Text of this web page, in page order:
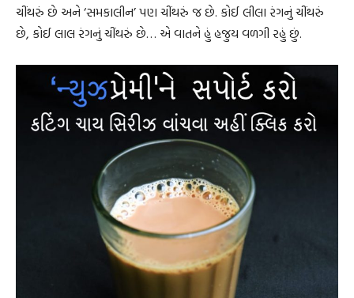
ચીંથરું છે અને ‘સમકાલીન’ પણ ચીંથરું જ છે. કોઈ લીલા રંગનું ચીંથરું
છે, કોઈ લાલ રંગનું ચીંથરું છે… એ વાતને હું હજુય વળગી રહું છું.